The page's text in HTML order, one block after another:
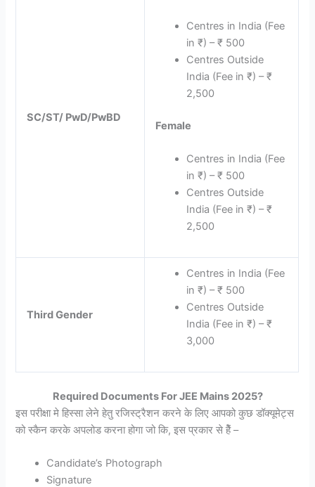
SC/ST/ PwD/PwBD
Centres in India (Fee
in ₹) – ₹ 500
Centres Outside
India (Fee in ₹) – ₹
2,500
Female
Centres in India (Fee
in ₹) – ₹ 500
Centres Outside
India (Fee in ₹) – ₹
2,500
Third Gender
Centres in India (Fee
in ₹) – ₹ 500
Centres Outside
India (Fee in ₹) – ₹
3,000
Required Documents For JEE Mains 2025?
इस परीक्षा मे हिस्सा लेने हेतु रजिस्ट्रैशन करने के लिए आपको कुछ डॉक्यूमेट्स
को स्कैन करके अपलोड करना होगा जो कि, इस प्रकार से हैें –
Candidate’s Photograph
Signature